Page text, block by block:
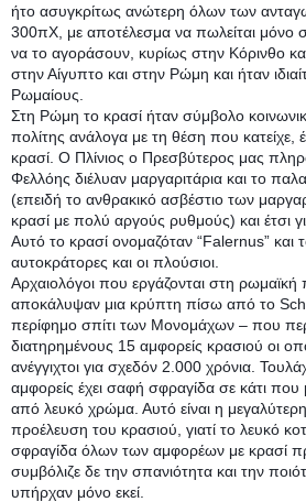
ήτο ασυγκρίτως ανώτερη όλων των
300πΧ, με αποτέλεσμα να πωλείται μόνο
να το αγοράσουν, κυρίως στην Κόρινθο
στην Αίγυπτο και στην Ρώμη και ήταν
Ρωμαίους.
Στη Ρώμη το κρασί ήταν σύμβολο
πολίτης ανάλογα με τη θέση που κατείχε,
κρασί. Ο Πλίνιος ο Πρεσβύτερος μας
Φελλόης διέλυαν μαργαριτάρια και το
(επειδή το ανθρακικό ασβέστιο των
κρασί με πολύ αργούς ρυθμούς) και έτσι
Αυτό το κρασί ονομαζόταν “Falernus” και
αυτοκράτορες και οι πλούσιοι.
Αρχαιολόγοι που εργάζονται στη
αποκάλυψαν μια κρύπτη πίσω από το
περίφημο σπίτι των Μονομάχων – που
διατηρημένους 15 αμφορείς κρασιού οι
ανέγγιχτοι για σχεδόν 2.000 χρόνια.
αμφορείς έχει σαφή σφραγίδα σε κάτι που
από λευκό χρώμα. Αυτό είναι η
προέλευση του κρασιού, γιατί το λευκό
σφραγίδα όλων των αμφορέων με κρασί
συμβόλιζε δε την σπανιότητα και την
υπήρχαν μόνο εκεί.